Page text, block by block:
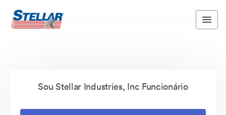
Sou Stellar Industries, Inc Funcionário